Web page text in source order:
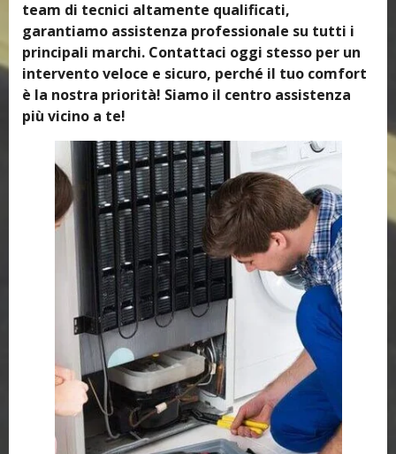
team di tecnici altamente qualificati,
garantiamo assistenza professionale su tutti i
principali marchi. Contattaci oggi stesso per un
intervento veloce e sicuro, perché il tuo comfort
è la nostra priorità! Siamo il centro assistenza
più vicino a te!